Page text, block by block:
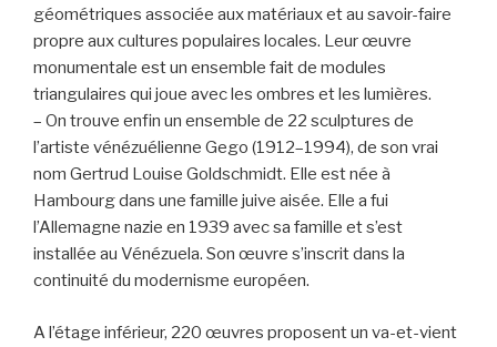
géométriques associée aux matériaux et au savoir-faire
propre aux cultures populaires locales. Leur œuvre
monumentale est un ensemble fait de modules
triangulaires qui joue avec les ombres et les lumières.
– On trouve enfin un ensemble de 22 sculptures de
l’artiste vénézuélienne Gego (1912–1994), de son vrai
nom Gertrud Louise Goldschmidt. Elle est née à
Hambourg dans une famille juive aisée. Elle a fui
l’Allemagne nazie en 1939 avec sa famille et s’est
installée au Vénézuela. Son œuvre s’inscrit dans la
continuité du modernisme européen.
A l’étage inférieur, 220 œuvres proposent un va-et-vient